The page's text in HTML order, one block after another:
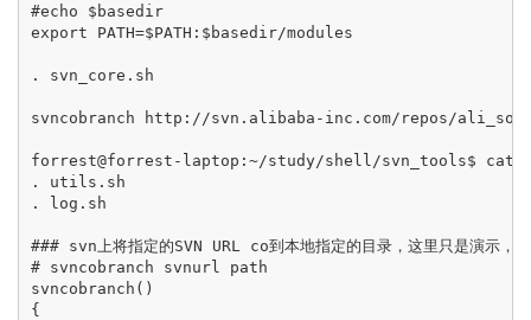
#echo $basedir
export PATH=$PATH:$basedir/modules
. svn_core.sh
svncobranch http://svn.alibaba-inc.com/repos/
forrest@forrest-laptop:~/study/shell/svn_tools$ cat
. utils.sh
. log.sh
### svn上将指定的SVN URL co到本地指定的目录，这里只是演示，
# svncobranch svnurl path
svncobranch()
{